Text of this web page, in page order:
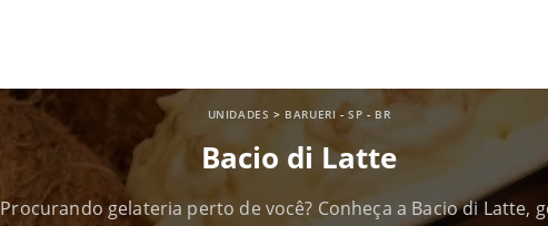
UNIDADES > BARUERI-SP - BR
Bacio di Latte
Procurando gelateria perto de você? Conheça a Bacio di Latte,